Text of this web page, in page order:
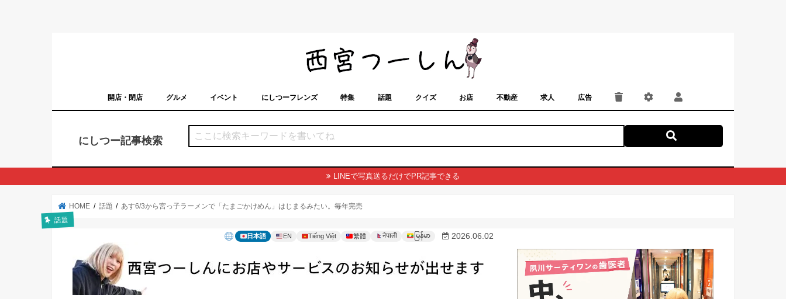
開店・閉店 グルメ イベント にしつーフレンズ 特集 話題 クイズ お店 不動産 求人 広告
にしつー記事検索
LINEで写真送るだけでPR記事できる
HOME 話題 あす6/3から宮っ子ラーメンで「たまごかけめん」はじまるみたい。毎年完売
話題
日本語 EN Tiếng Việt 繁體 नेपाली မြန်မာ 2026.06.02